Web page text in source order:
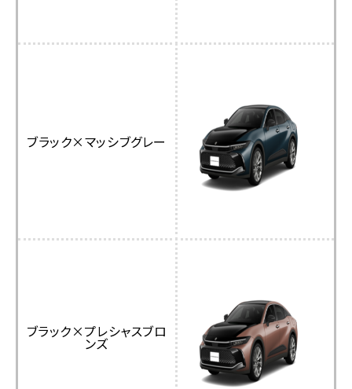
ブラック×マッシブグレー
ブラック×プレシャスブロ
ンズ